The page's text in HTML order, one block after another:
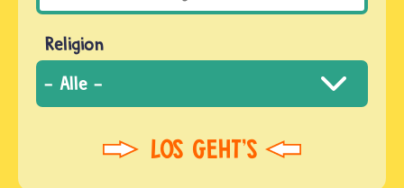
Religion